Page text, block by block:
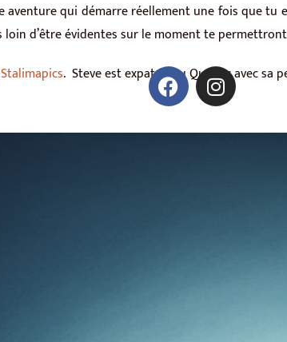
qui démarre réellement une fois que tu
d’être évidentes sur le moment te
. Steve est expatrié au Québec avec sa
F I